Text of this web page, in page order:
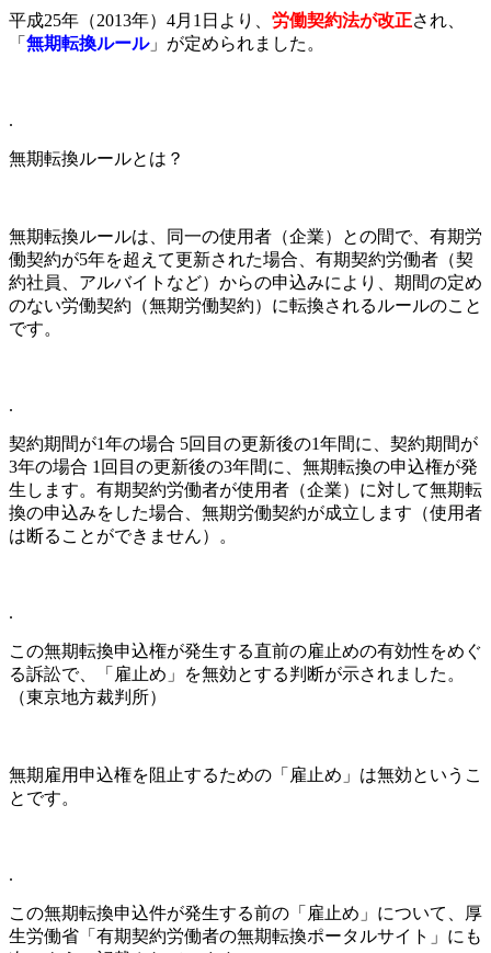
平成25年（2013年）4月1日より、 労働契約法が改正され、
「 無期転換ルール」が定められました。
.
無期転換ルールとは？
無期転換ルールは、同一の使用者（企業）との間で、有期労
働契約が5年を超えて更新された場合、有期契約労働者（契
約社員、アルバイトなど）からの申込みにより、期間の定め
のない労働契約（無期労働契約）に転換されるルールのこと
です。
.
契約期間が1年の場合 5回目の更新後の1年間に、契約期間が
3年の場合 1回目の更新後の3年間に、無期転換の申込権が発
生します。有期契約労働者が使用者（企業）に対して無期転
換の申込みをした場合、無期労働契約が成立します（使用者
は断ることができません）。
.
この無期転換申込権が発生する直前の雇止めの有効性をめぐ
る訴訟で、「雇止め」を無効とする判断が示されました。
（東京地方裁判所）
無期雇用申込権を阻止するための「雇止め」は無効というこ
とです。
.
この無期転換申込件が発生する前の「雇止め」について、厚
生労働省「有期契約労働者の無期転換ポータルサイト」にも